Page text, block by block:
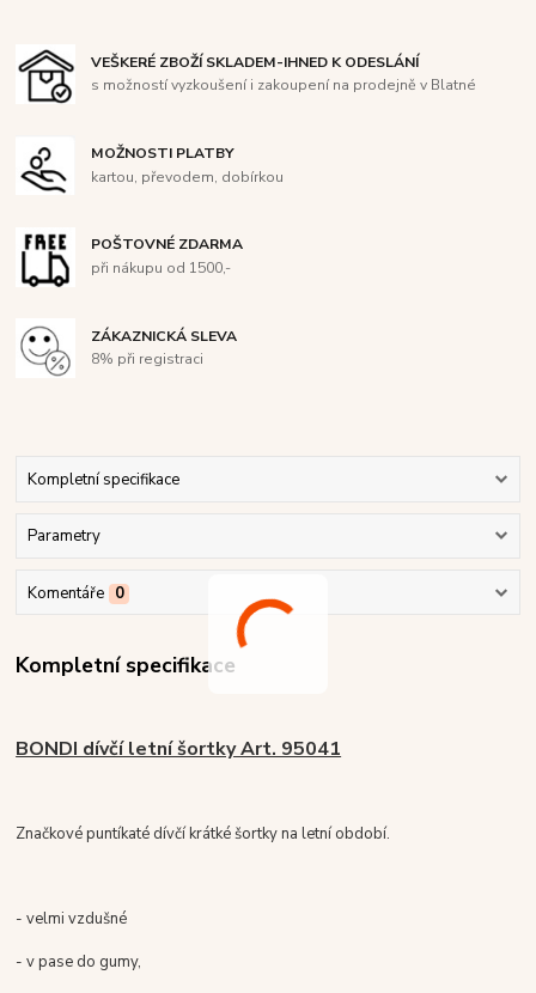
VEŠKERÉ ZBOŽÍ SKLADEM-IHNED K ODESLÁNÍ
s možností vyzkoušení i zakoupení na prodejně v Blatné
MOŽNOSTI PLATBY
kartou, převodem, dobírkou
POŠTOVNÉ ZDARMA
při nákupu od 1500,-
ZÁKAZNICKÁ SLEVA
8% při registraci
Kompletní specifikace
Parametry
Komentáře 0
Kompletní specifikace
BONDI dívčí letní šortky Art. 95041
Značkové puntíkaté dívčí krátké šortky na letní období.
- velmi vzdušné
- v pase do gumy,